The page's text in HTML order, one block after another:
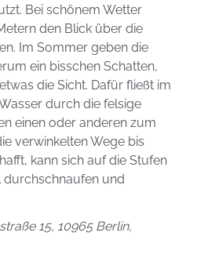
Bei schönem Wetter
den Blick über die
Im Sommer geben die
ein bisschen Schatten,
die Sicht. Dafür fließt im
durch die felsige
einen oder anderen zum
verwinkelten Wege bis
kann sich auf die Stufen
durchschnaufen und
15, 10965 Berlin,